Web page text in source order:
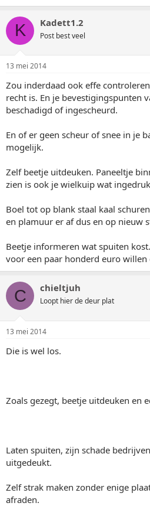
K Kadett1.2
Post best veel
13 mei 2014
Zou inderdaad ook effe
recht is. En je bevestigingspunten
beschadigd of ingescheurd.
En of er geen scheur of snee in je
mogelijk.
Zelf beetje uitdeuken. Paneeltje
zien is ook je wielkuip wat
Boel tot op blank staal kaal
en plamuur er af dus en op nieuw
Beetje informeren wat spuiten
voor een paar honderd euro willen
C chieltjuh
Loopt hier de deur plat
13 mei 2014
Die is wel los.
Zoals gezegt, beetje uitdeuken en
Laten spuiten, zijn schade
uitgedeukt.
Zelf strak maken zonder enige
afraden.